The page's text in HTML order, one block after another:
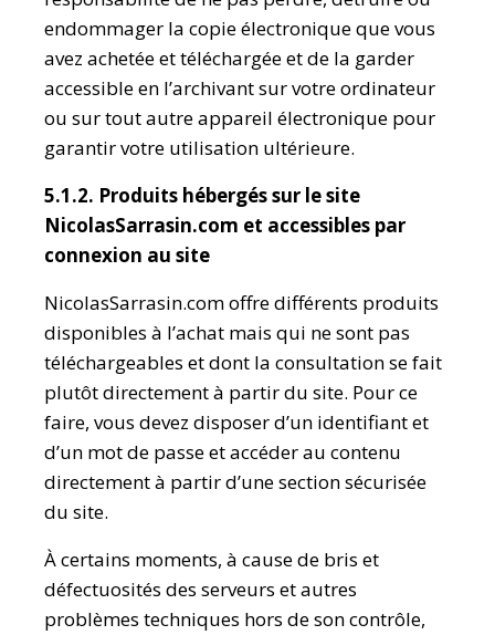
endommager la copie électronique que vous
avez achetée et téléchargée et de la garder
accessible en l’archivant sur votre ordinateur
ou sur tout autre appareil électronique pour
garantir votre utilisation ultérieure.
5.1.2. Produits hébergés sur le site
NicolasSarrasin.com et accessibles par
connexion au site
NicolasSarrasin.com offre différents produits
disponibles à l’achat mais qui ne sont pas
téléchargeables et dont la consultation se fait
plutôt directement à partir du site. Pour ce
faire, vous devez disposer d’un identifiant et
d’un mot de passe et accéder au contenu
directement à partir d’une section sécurisée
du site.
À certains moments, à cause de bris et
défectuosités des serveurs et autres
problèmes techniques hors de son contrôle,